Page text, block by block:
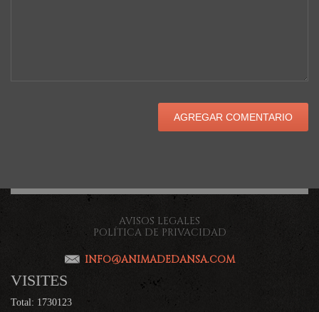
AVISOS LEGALES
POLÍTICA DE PRIVACIDAD
INFO@ANIMADEDANSA.COM
VISITES
Total: 1730123